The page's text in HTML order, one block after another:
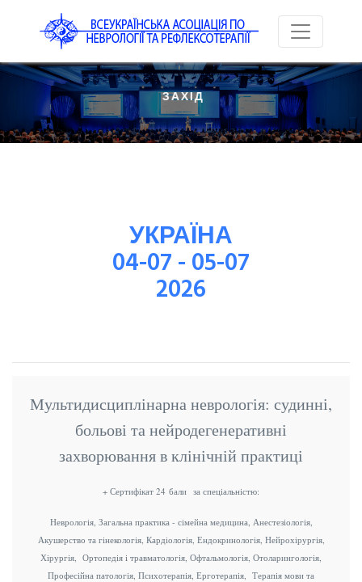
ЗАХІД
УКРАЇНА
04-07 - 05-07
2026
Мультидисциплінарна неврологія: судинні,
больові та нейродегенеративні
захворювання в клінічній практиці
+ Сертифікат 24 бали за спеціальністю:
Неврологія, Загальна практика - сімейна медицина, Анестезіологія,
Акушерство та гінекологія, Кардіологія, Ендокринологія, Нейрохірургія,
Хірургія, Ортопедія і травматологія, Офтальмологія, Отоларингологія,
Професійна патологія, Психотерапія, Ерготерапія, Терапія мови та